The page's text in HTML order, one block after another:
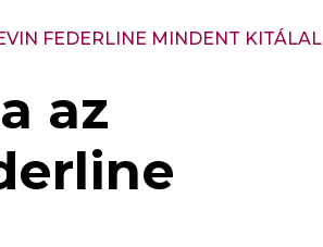
FEDERLINE MINDENT KITÁLAL
az